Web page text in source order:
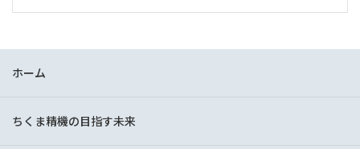
ホーム
ちくま精機の目指す未来